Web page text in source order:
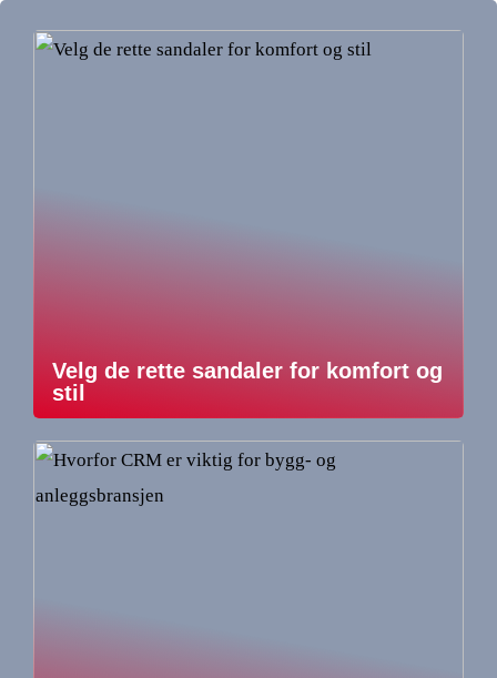
Velg de rette sandaler for komfort og
stil